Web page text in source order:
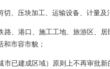
切、压块加工、运输设备、计量及
路、港口、施工工地、旅游区、
和市容市貌；
市已建成区域）原则上不再审批